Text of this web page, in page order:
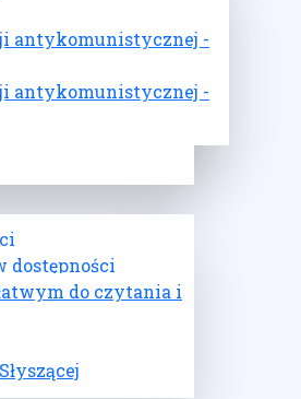
antykomunistycznej -
antykomunistycznej -
dostępności
do czytania i